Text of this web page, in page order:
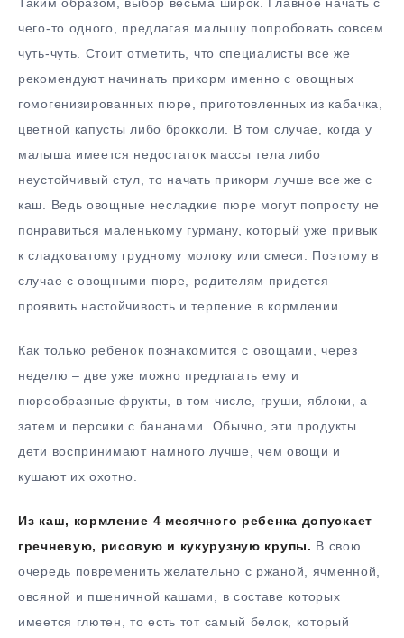
чего-то одного, предлагая малышу попробовать совсем
чуть-чуть. Стоит отметить, что специалисты все же
рекомендуют начинать прикорм именно с овощных
гомогенизированных пюре, приготовленных из кабачка,
цветной капусты либо брокколи. В том случае, когда у
малыша имеется недостаток массы тела либо
неустойчивый стул, то начать прикорм лучше все же с
каш. Ведь овощные несладкие пюре могут попросту не
понравиться маленькому гурману, который уже привык
к сладковатому грудному молоку или смеси. Поэтому в
случае с овощными пюре, родителям придется
проявить настойчивость и терпение в кормлении.
Как только ребенок познакомится с овощами, через
неделю – две уже можно предлагать ему и
пюреобразные фрукты, в том числе, груши, яблоки, а
затем и персики с бананами. Обычно, эти продукты
дети воспринимают намного лучше, чем овощи и
кушают их охотно.
Из каш, кормление 4 месячного ребенка допускает
гречневую, рисовую и кукурузную крупы. В свою
очередь повременить желательно с ржаной, ячменной,
овсяной и пшеничной кашами, в составе которых
имеется глютен, то есть тот самый белок, который